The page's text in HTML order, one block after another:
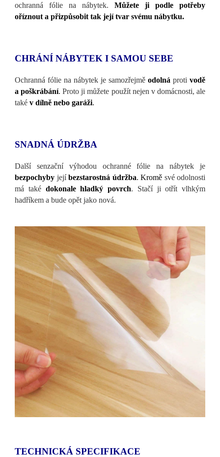
ochranná fólie na nábytek. Můžete ji podle potřeby
oříznout a přizpůsobit tak její tvar svému nábytku.
CHRÁNÍ NÁBYTEK I SAMOU SEBE
Ochranná fólie na nábytek je samozřejmě odolná proti vodě
a poškrábání.Proto ji můžete použít nejen v domácnosti, ale
také v dílně nebo garáži.
SNADNÁ ÚDRŽBA
Další senzační výhodou ochranné fólie na nábytek je
bezpochyby jejíbezstarostná údržba. Kromě své odolnosti
má také dokonale hladký povrch. Stačí ji otřít vlhkým
hadříkem a bude opět jako nová.
TECHNICKÁ SPECIFIKACE